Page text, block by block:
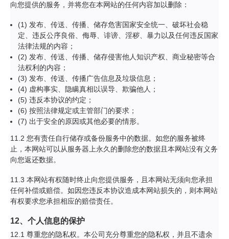
向您提供的服务，并将您在本网站的任何内容加以删除：
(1) 发布、传送、传播、储存危害国家安全统一、破坏社会稳
定、违反公序良俗、侮辱、诽谤、淫秽、暴力以及任何违反国家
法律法规的内容；
(2) 发布、传送、传播、储存侵害他人知识产权、商业秘密等合
法权利的内容；
(3) 发布、传送、传播广告信息及垃圾信息；
(4) 虚构事实、隐瞒真相以误导、欺骗他人；
(5) 违反本协议的约定；
(6) 按照法律规定或主管部门的要求；
(7) 出于安全的原因或其他必要的情形。
11.2 您有责任自行储存或备份服务中的数据。如您的服务被终
止，本网站可以从服务器上永久的删除您的数据且本网站没有义务
向您返还数据。
11.3 本网站有权随时终止向您提供服务，且本网站无须向您承担
任何补偿或赔偿。如因您违反本协议造成本网站损失的，则本网站
有权要求您承担相应的赔偿责任。
12、个人信息的保护
12.1 尊重您的隐私权。本公司充分尊重您的隐私权，并且不遗余